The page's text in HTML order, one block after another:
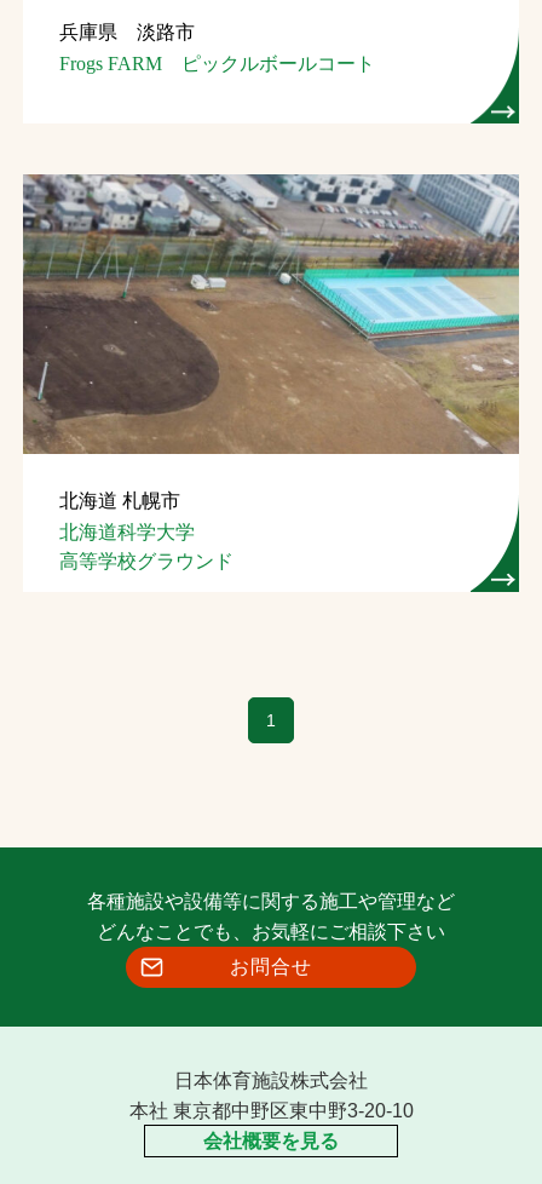
お問合せ
ソーシャルメディアポリシー
Instagram
FacebookYouTube
文字の見えづらさや操作にお困りの方へ
兵庫県 淡路市
Frogs FARM ピックルボールコート
北海道 札幌市
北海道科学大学
高等学校グラウンド
1
各種施設や設備等に関する施工や管理など
どんなことでも、お気軽にご相談下さい
お問合せ
日本体育施設株式会社
本社 東京都中野区東中野3-20-10
会社概要を見る